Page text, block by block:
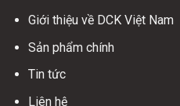
Giới thiệu về DCK Việt Nam
Sản phẩm chính
Tin tức
Liên hệ